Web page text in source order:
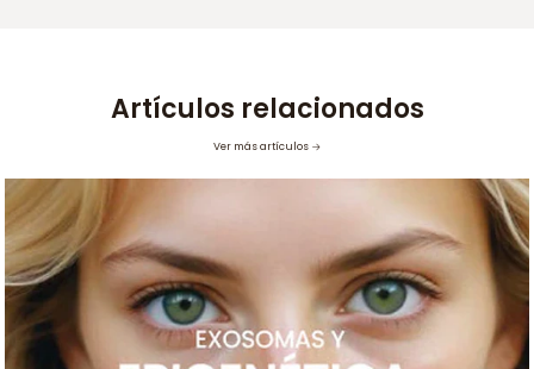
Artículos relacionados
Ver más artículos